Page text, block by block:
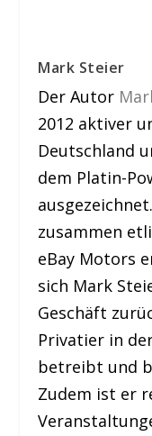
Mark Steier
Der Autor
2012 aktiver
Deutschland
dem Platin-
zusammen
eBay Motors
sich Mark
Geschäft
Privatier in
betreibt und
Zudem ist er